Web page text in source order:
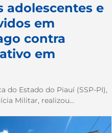
adolescentes e
em
contra
em
do Estado do Piauí (SSP-PI),
Militar, realizou...